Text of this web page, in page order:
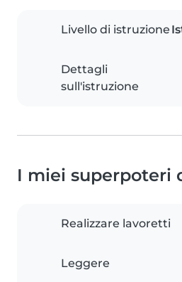
Livello di istruzione
Dettagli
sull'istruzione
I miei superpoteri
Realizzare lavoretti
Leggere